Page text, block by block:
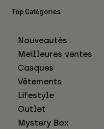
Top Catégories
Nouveautés
Meilleures ventes
Casques
Vêtements
Lifestyle
Outlet
Mystery Box